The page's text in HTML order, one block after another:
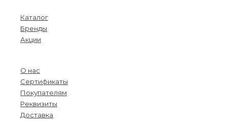
Каталог
Бренды
Акции
О нас
Сертификаты
Покупателям
Реквизиты
Доставка